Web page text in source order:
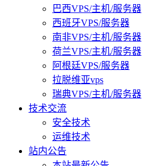
巴西VPS/主机/服务器
西班牙VPS/服务器
南非VPS/主机/服务器
荷兰VPS/主机/服务器
阿根廷VPS/服务器
拉脱维亚vps
瑞典VPS/主机/服务器
技术交流
安全技术
运维技术
站内公告